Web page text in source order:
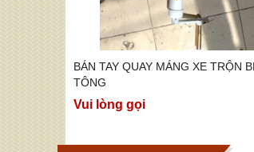
BÁN TAY QUAY MÁNG XE TRỘN
TÔNG
Vui lòng gọi